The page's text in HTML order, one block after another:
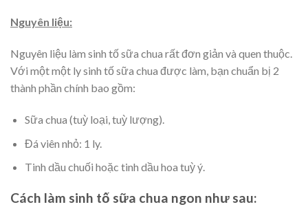
Nguyên liệu:
Nguyên liệu làm sinh tố sữa chua rất đơn giản và quen thuộc.
Với một một ly sinh tố sữa chua được làm, bạn chuẩn bị 2
thành phần chính bao gồm:
Sữa chua (tuỳ loại, tuỳ lượng).
Đá viên nhỏ: 1 ly.
Tinh dầu chuối hoặc tinh dầu hoa tuỳ ý.
Cách làm sinh tố sữa chua ngon như sau: